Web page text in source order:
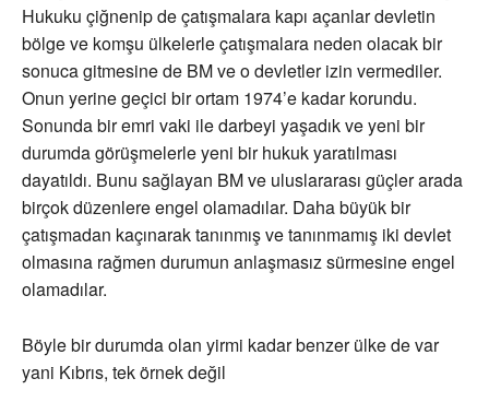
Hukuku çiğnenip de çatışmalara kapı açanlar devletin
bölge ve komşu ülkelerle çatışmalara neden olacak bir
sonuca gitmesine de BM ve o devletler izin vermediler.
Onun yerine geçici bir ortam 1974’e kadar korundu.
Sonunda bir emri vaki ile darbeyi yaşadık ve yeni bir
durumda görüşmelerle yeni bir hukuk yaratılması
dayatıldı. Bunu sağlayan BM ve uluslararası güçler arada
birçok düzenlere engel olamadılar. Daha büyük bir
çatışmadan kaçınarak tanınmış ve tanınmamış iki devlet
olmasına rağmen durumun anlaşmasız sürmesine engel
olamadılar.
Böyle bir durumda olan yirmi kadar benzer ülke de var
yani Kıbrıs, tek örnek değil